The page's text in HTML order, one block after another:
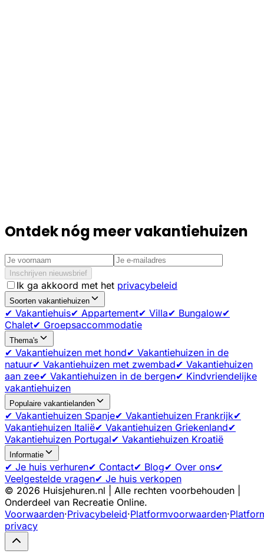
Ontdek nóg meer vakantiehuizen
Inschrijven nieuwsbrief
Ik ga akkoord met het privacybeleid
Soorten vakantiehuizen
✔ Vakantiehuis✔ Appartement✔ Villa✔ Bungalow✔
Chalet✔ Groepsaccommodatie
Thema's
✔ Vakantiehuizen met hond✔ Vakantiehuizen in de
natuur✔ Vakantiehuizen met zwembad✔ Vakantiehuizen
aan zee✔ Vakantiehuizen in de bergen✔ Kindvriendelijke
vakantiehuizen
Populaire vakantielanden
✔ Vakantiehuizen Spanje✔ Vakantiehuizen Frankrijk✔
Vakantiehuizen Italië✔ Vakantiehuizen Griekenland✔
Vakantiehuizen Portugal✔ Vakantiehuizen Kroatië
Informatie
✔ Je huis verhuren✔ Contact✔ Blog✔ Over ons✔
Veelgestelde vragen✔ Je huis verkopen
© 2026 Huisjehuren.nl | Alle rechten voorbehouden |
Onderdeel van Recreatie Online.
Voorwaarden·Privacybeleid·Platformvoorwaarden·
privacy